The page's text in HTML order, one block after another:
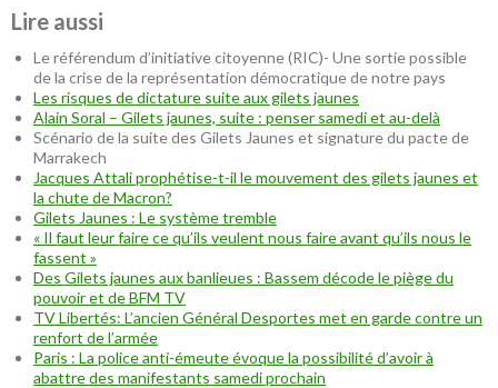
Lire aussi
Le référendum d’initiative citoyenne (RIC)- Une sortie possible
de la crise de la représentation démocratique de notre pays
Les risques de dictature suite aux gilets jaunes
Alain Soral – Gilets jaunes, suite : penser samedi et au-delà
Scénario de la suite des Gilets Jaunes et signature du pacte de
Marrakech
Jacques Attali prophétise-t-il le mouvement des gilets jaunes et
la chute de Macron?
Gilets Jaunes : Le système tremble
« Il faut leur faire ce qu’ils veulent nous faire avant qu’ils nous le
fassent »
Des Gilets jaunes aux banlieues : Bassem décode le piège du
pouvoir et de BFM TV
TV Libertés: L’ancien Général Desportes met en garde contre un
renfort de l’armée
Paris : La police anti-émeute évoque la possibilité d’avoir à
abattre des manifestants samedi prochain